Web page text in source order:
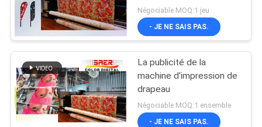
Négociable MOQ:1 jeu
- JE NE SAIS PAS.
La publicité de la
machine d'impression de
drapeau
Négociable MOQ:1 ensemble
- JE NE SAIS PAS.